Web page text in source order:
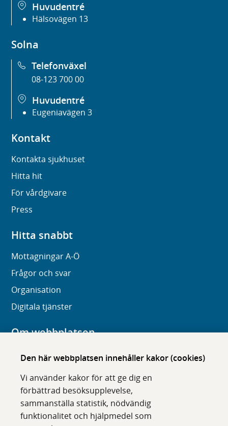
Den här webbplatsen innehåller kakor (cookies)
Vi använder kakor för att ge dig en
förbättrad besöksupplevelse,
sammanställa statistik, nödvändig
funktionalitet och hjälpmedel som
Huvudentré
Hälsovägen 13
Solna
Telefonväxel
08-123 700 00
Huvudentré
Eugeniavägen 3
Kontakt
Kontakta sjukhuset
Hitta hit
För vårdgivare
Press
Hitta snabbt
Mottagningar A-Ö
Frågor och svar
Organisation
Digitala tjänster
Om webbplatsen
Om karolinska.se
Tillgänglighet
Om cookies